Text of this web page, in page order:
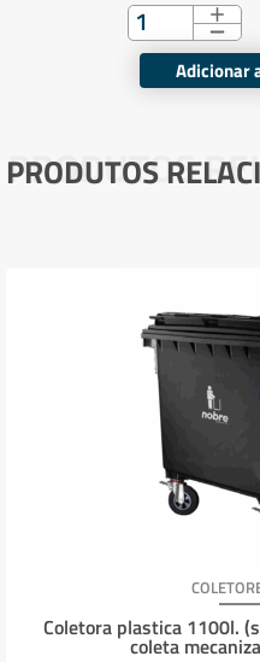
Adicionar
PRODUTOS
PRODUTOS
Coletora plastica 1100l.
coleta